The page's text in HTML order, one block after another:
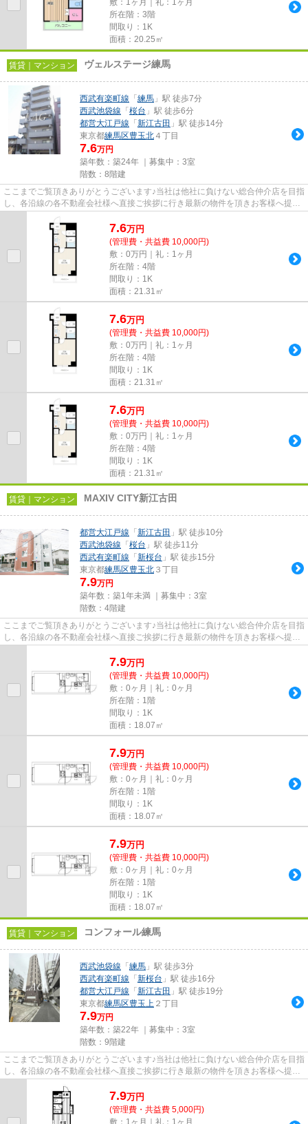
敷：1ヶ月｜礼：1ヶ月
所在階：3階
間取り：1K
面積：20.25㎡
賃貸｜マンション ヴェルステージ練馬
西武有楽町線 「 練馬 」駅 徒歩7分
西武池袋線 「 桜台 」駅 徒歩6分
都営大江戸線 「 新江古田 」駅 徒歩14分
東京都練馬区豊玉北 ４丁目
7.6万円
築年数：築24年 ｜募集中： 3室
階数：8階建
ここまでご覧頂きありがとうございます♪当社は他社に負けない総合仲介店を目指
し、各沿線の各不動産会社様へ直接ご挨拶に行き最新の物件を頂きお客様へ提供
しております！最新の情報は...
7.6万円
(管理費・共益費 10,000円)
敷：0万円｜礼：1ヶ月
所在階：4階
間取り：1K
面積：21.31㎡
7.6万円
(管理費・共益費 10,000円)
敷：0万円｜礼：1ヶ月
所在階：4階
間取り：1K
面積：21.31㎡
7.6万円
(管理費・共益費 10,000円)
敷：0万円｜礼：1ヶ月
所在階：4階
間取り：1K
面積：21.31㎡
賃貸｜マンション MAXIV CITY新江古田
都営大江戸線 「 新江古田 」駅 徒歩10分
西武池袋線 「 桜台 」駅 徒歩11分
西武有楽町線 「 新桜台 」駅 徒歩15分
東京都練馬区豊玉北 ３丁目
7.9万円
築年数：築1年未満 ｜募集中： 3室
階数：4階建
ここまでご覧頂きありがとうございます♪当社は他社に負けない総合仲介店を目指
し、各沿線の各不動産会社様へ直接ご挨拶に行き最新の物件を頂きお客様へ提供
7.9万円
(管理費・共益費 10,000円)
敷：0ヶ月｜礼：0ヶ月
所在階：1階
間取り：1K
面積：18.07㎡
7.9万円
(管理費・共益費 10,000円)
敷：0ヶ月｜礼：0ヶ月
所在階：1階
間取り：1K
面積：18.07㎡
7.9万円
(管理費・共益費 10,000円)
敷：0ヶ月｜礼：0ヶ月
所在階：1階
間取り：1K
面積：18.07㎡
賃貸｜マンション コンフォール練馬
西武池袋線 「 練馬 」駅 徒歩3分
西武有楽町線 「 新桜台 」駅 徒歩16分
都営大江戸線 「 新江古田 」駅 徒歩19分
東京都練馬区豊玉上 ２丁目
7.9万円
築年数：築22年 ｜募集中： 3室
階数：9階建
ここまでご覧頂きありがとうございます♪当社は他社に負けない総合仲介店を目指
し、各沿線の各不動産会社様へ直接ご挨拶に行き最新の物件を頂きお客様へ提供
7.9万円
(管理費・共益費 5,000円)
敷：1ヶ月｜礼：1ヶ月